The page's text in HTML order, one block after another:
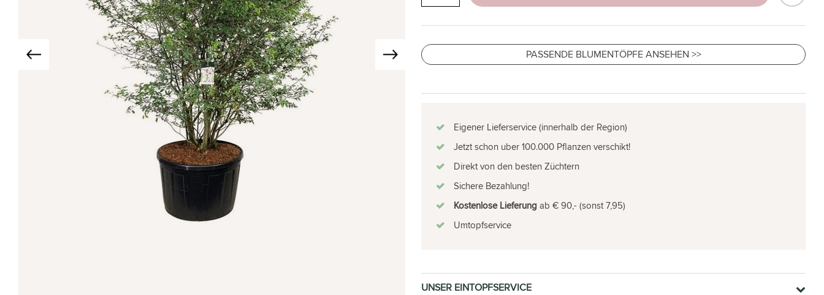
PASSENDE BLUMENTÖPFE ANSEHEN >>
Eigener Lieferservice (innerhalb der Region)
Jetzt schon uber 100.000 Pflanzen verschikt!
Direkt von den besten Züchtern
Sichere Bezahlung!
Kostenlose Lieferung ab € 90,- (sonst 7,95)
Umtopfservice
UNSER EINTOPFSERVICE